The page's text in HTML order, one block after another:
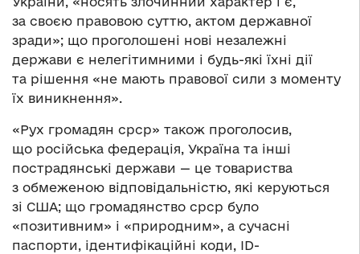
за своєю правовою суттю, актом державної
зради»; що проголошені нові незалежні
держави є нелегітимними і будь-які їхні дії
та рішення «не мають правової сили з моменту
їх виникнення».
«Рух громадян срср» також проголосив,
що російська федерація, Україна та інші
пострадянські держави — це товариства
з обмеженою відповідальністю, які керуються
зі США; що громадянство срср було
«позитивним» і «природним», а сучасні
паспорти, ідентифікаційні коди, ID-